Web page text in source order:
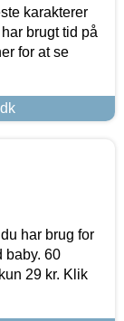
karakterer
brugt tid på
for at se
har brug for
baby. 60
29 kr. Klik